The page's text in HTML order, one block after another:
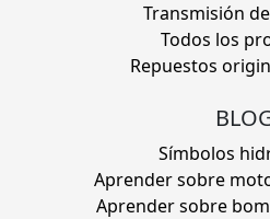
Transmisión
Todos los
Repuestos
Símbolos
Aprender sobre
Aprender sobre